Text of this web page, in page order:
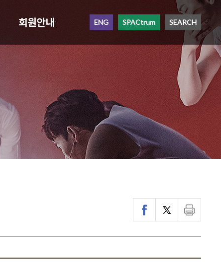
회원안내` ENG SPACtrum SEARCH